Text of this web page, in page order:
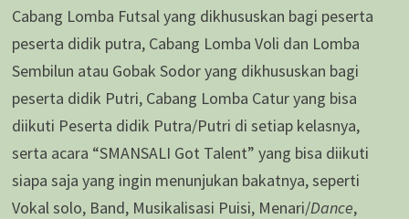
Cabang Lomba Futsal yang dikhususkan bagi peserta
peserta didik putra, Cabang Lomba Voli dan Lomba
Sembilun atau Gobak Sodor yang dikhususkan bagi
peserta didik Putri, Cabang Lomba Catur yang bisa
diikuti Peserta didik Putra/Putri di setiap kelasnya,
serta acara “SMANSALI Got Talent” yang bisa diikuti
siapa saja yang ingin menunjukan bakatnya, seperti
Vokal solo, Band, Musikalisasi Puisi, Menari/Dance,